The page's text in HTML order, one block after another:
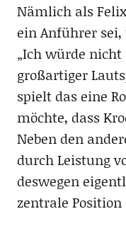
Nämlich als
ein Anführer
„Ich würde nicht
großartiger
spielt das eine
möchte, dass
Neben den
durch Leistung
deswegen
zentrale